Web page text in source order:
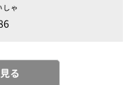
しゃ
る